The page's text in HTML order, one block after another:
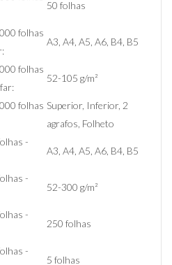
50 folhas
folhas
A3, A4, A5, A6, B4, B5
folhas
52-105 g/m²
folhas Superior, Inferior, 2
agrafos, Folheto
-
A3, A4, A5, A6, B4, B5
-
52-300 g/m²
-
250 folhas
-
5 folhas